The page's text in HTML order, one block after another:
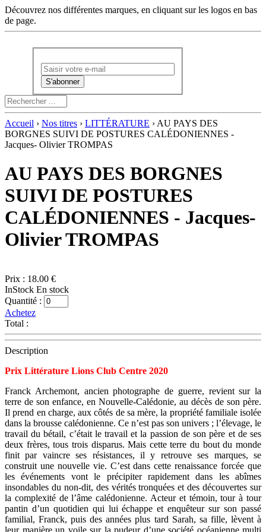
Découvrez nos différentes marques, en cliquant sur les logos en bas
de page.
Accueil › Nos titres › LITTÉRATURE › AU PAYS DES
BORGNES SUIVI DE POSTURES CALÉDONIENNES -
Jacques- Olivier TROMPAS
AU PAYS DES BORGNES
SUIVI DE POSTURES
CALÉDONIENNES - Jacques-
Olivier TROMPAS
Prix : 18.00 €
InStock En stock
Quantité :
Achetez
Total :
Description
Prix Littérature Lions Club Centre 2020
Franck Archemont, ancien photographe de guerre, revient sur la
terre de son enfance, en Nouvelle-Calédonie, au décès de son père.
Il prend en charge, aux côtés de sa mère, la propriété familiale isolée
dans la brousse calédonienne. Ce n’est pas son univers ; l’élevage, le
travail du bétail, c’était le travail et la passion de son père et de ses
deux frères, tous trois disparus. Mais cette terre du bout du monde
finit par vaincre ses résistances, il y retrouve ses marques, se
construit une nouvelle vie. C’est dans cette renaissance forcée que
les événements vont le précipiter rapidement dans les abîmes
insondables du non-dit, des vérités tronquées et des découvertes sur
la complexité de l’âme calédonienne. Acteur et témoin, tour à tour
pantin d’un quotidien qui lui échappe et enquêteur sur son passé
familial, Franck, puis des années plus tard Sarah, sa fille, lèvent à